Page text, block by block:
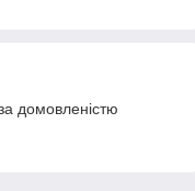
домовленістю